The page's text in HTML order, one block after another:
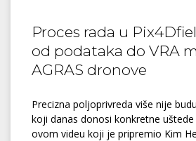
Proces rada u
od podataka do VRA
AGRAS dronove
Precizna poljoprivreda više nije
koji danas donosi konkretne
ovom videu koji je pripremio Kim